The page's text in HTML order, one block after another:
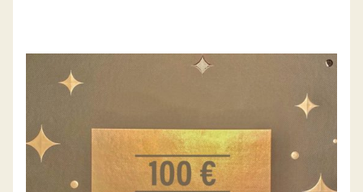
GESCHENK-GUTSCHEIN